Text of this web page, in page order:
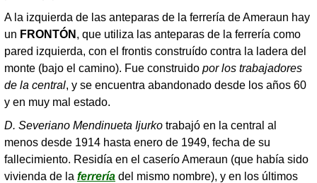
A la izquierda de las anteparas de la ferrería de Ameraun hay
un FRONTÓN , que utiliza las anteparas de la ferrería como
pared izquierda, con el frontis construído contra la ladera del
monte (bajo el camino). Fue construido por los trabajadores
de la central, y se encuentra abandonado desde los años 60
y en muy mal estado.
D. Severiano Mendinueta Ijurko trabajó en la central al
menos desde 1914 hasta enero de 1949, fecha de su
fallecimiento. Residía en el caserío Ameraun (que había sido
vivienda de la ferrería del mismo nombre), y en los últimos